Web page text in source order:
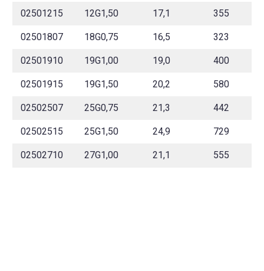
02501215 12G1,50 17,1 355
02501807 18G0,75 16,5 323
02501910 19G1,00 19,0 400
02501915 19G1,50 20,2 580
02502507 25G0,75 21,3 442
02502515 25G1,50 24,9 729
02502710 27G1,00 21,1 555